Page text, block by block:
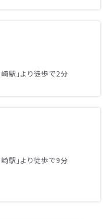
駅」より徒歩で2分
駅」より徒歩で9分